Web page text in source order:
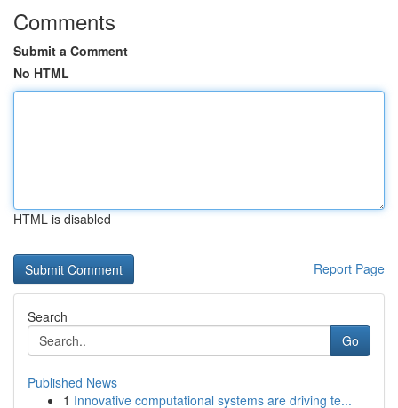
Comments
Submit a Comment
No HTML
HTML is disabled
Report Page
Search
Go
Published News
1 Innovative computational systems are driving te...